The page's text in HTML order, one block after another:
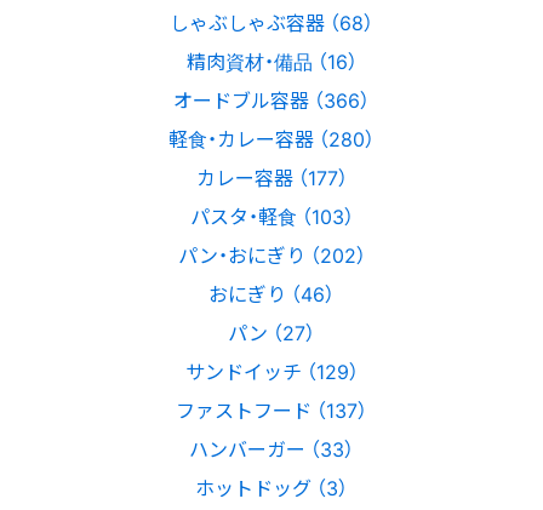
しゃぶしゃぶ容器 （68）
精肉資材・備品 （16）
オードブル容器 （366）
軽食・カレー容器 （280）
カレー容器 （177）
パスタ・軽食 （103）
パン・おにぎり （202）
おにぎり （46）
パン （27）
サンドイッチ （129）
ファストフード （137）
ハンバーガー （33）
ホットドッグ （3）